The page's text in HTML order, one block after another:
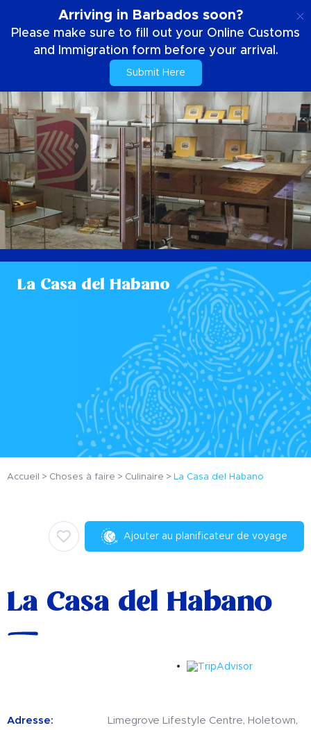
Arriving in Barbados soon?
Please make sure to fill out your Online Customs
and Immigration form before your arrival.
Submit Here
La Casa del Habano
Accueil Choses à faire Culinaire La Casa del Habano
Ajouter au planificateur de voyage
La Casa del Habano
Adresse:
Limegrove Lifestyle Centre, Holetown,